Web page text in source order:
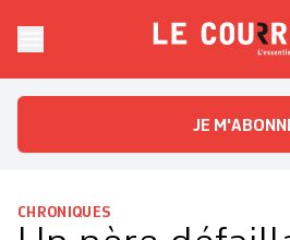
Le
JE
CHRONIQUES